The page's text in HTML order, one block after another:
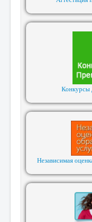
Конкурсы
Независимая